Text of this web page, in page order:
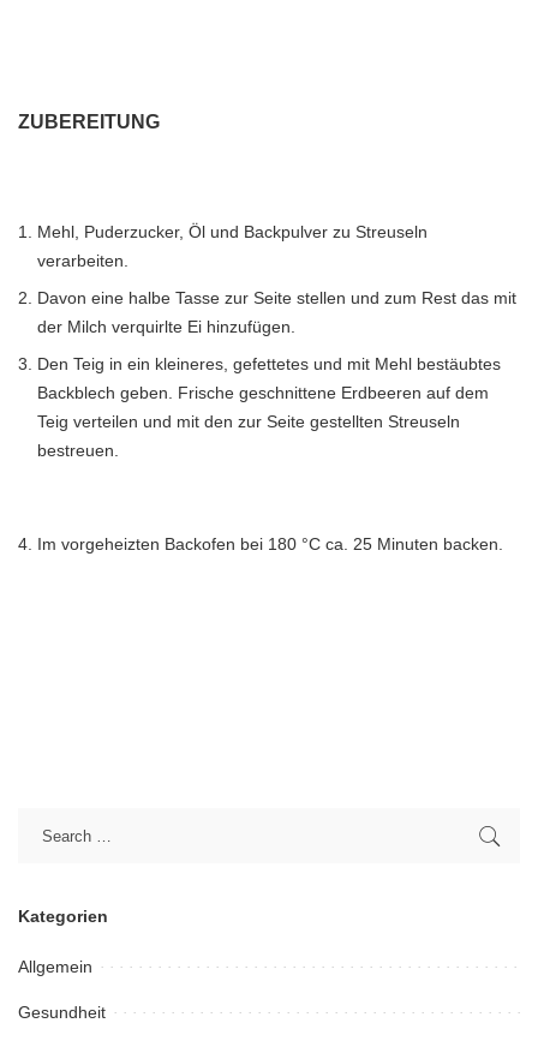
ZUBEREITUNG
Mehl, Puderzucker, Öl und Backpulver zu Streuseln
verarbeiten.
Davon eine halbe Tasse zur Seite stellen und zum Rest das mit
der Milch verquirlte Ei hinzufügen.
Den Teig in ein kleineres, gefettetes und mit Mehl bestäubtes
Backblech geben. Frische geschnittene Erdbeeren auf dem
Teig verteilen und mit den zur Seite gestellten Streuseln
bestreuen.
Im vorgeheizten Backofen bei 180 °C ca. 25 Minuten backen.
Kategorien
Allgemein
Gesundheit